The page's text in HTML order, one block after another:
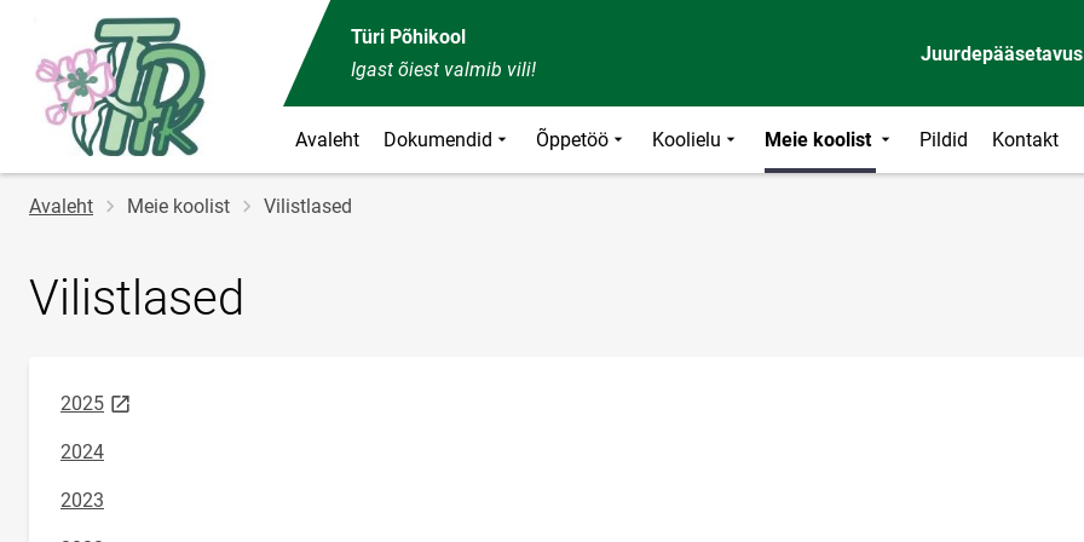
Türi Põhikool
Igast õiest valmib vili!
Juurdepääsetavus
Avaleht Dokumendid Õppetöö Koolielu Meie koolist Pildid Kontakt
Jälglink
Avaleht Meie koolist Vilistlased
Vilistlased
2025 link opens on new page
2024
2023